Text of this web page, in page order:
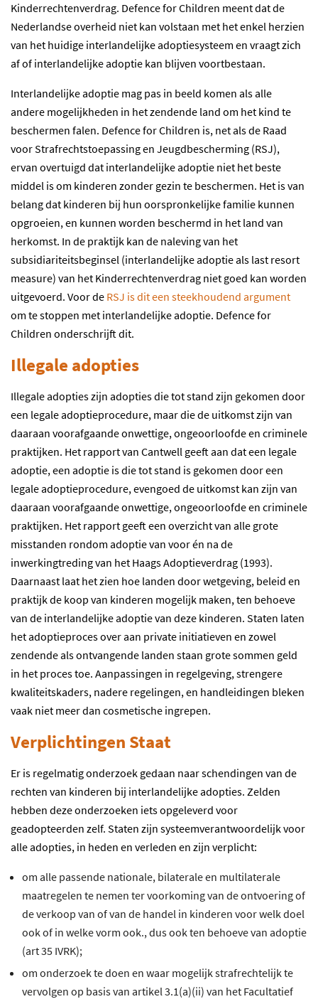
Kinderrechtenverdrag. Defence for Children meent dat de
Nederlandse overheid niet kan volstaan met het enkel herzien
van het huidige interlandelijke adoptiesysteem en vraagt zich
af of interlandelijke adoptie kan blijven voortbestaan.
Interlandelijke adoptie mag pas in beeld komen als alle
andere mogelijkheden in het zendende land om het kind te
beschermen falen. Defence for Children is, net als de Raad
voor Strafrechtstoepassing en Jeugdbescherming (RSJ),
ervan overtuigd dat interlandelijke adoptie niet het beste
middel is om kinderen zonder gezin te beschermen. Het is van
belang dat kinderen bij hun oorspronkelijke familie kunnen
opgroeien, en kunnen worden beschermd in het land van
herkomst. In de praktijk kan de naleving van het
subsidiariteitsbeginsel (interlandelijke adoptie als last resort
measure) van het Kinderrechtenverdrag niet goed kan worden
uitgevoerd. Voor de RSJ is dit een steekhoudend argument
om te stoppen met interlandelijke adoptie. Defence for
Children onderschrijft dit.
Illegale adopties
Illegale adopties zijn adopties die tot stand zijn gekomen door
een legale adoptieprocedure, maar die de uitkomst zijn van
daaraan voorafgaande onwettige, ongeoorloofde en criminele
praktijken. Het rapport van Cantwell geeft aan dat een legale
adoptie, een adoptie is die tot stand is gekomen door een
legale adoptieprocedure, evengoed de uitkomst kan zijn van
daaraan voorafgaande onwettige, ongeoorloofde en criminele
praktijken. Het rapport geeft een overzicht van alle grote
misstanden rondom adoptie van voor én na de
inwerkingtreding van het Haags Adoptieverdrag (1993).
Daarnaast laat het zien hoe landen door wetgeving, beleid en
praktijk de koop van kinderen mogelijk maken, ten behoeve
van de interlandelijke adoptie van deze kinderen. Staten laten
het adoptieproces over aan private initiatieven en zowel
zendende als ontvangende landen staan grote sommen geld
in het proces toe. Aanpassingen in regelgeving, strengere
kwaliteitskaders, nadere regelingen, en handleidingen bleken
vaak niet meer dan cosmetische ingrepen.
Verplichtingen Staat
Er is regelmatig onderzoek gedaan naar schendingen van de
rechten van kinderen bij interlandelijke adopties. Zelden
hebben deze onderzoeken iets opgeleverd voor
geadopteerden zelf. Staten zijn systeemverantwoordelijk voor
alle adopties, in heden en verleden en zijn verplicht:
om alle passende nationale, bilaterale en multilaterale
maatregelen te nemen ter voorkoming van de ontvoering of
de verkoop van of van de handel in kinderen voor welk doel
ook of in welke vorm ook., dus ook ten behoeve van adoptie
(art 35 IVRK);
om onderzoek te doen en waar mogelijk strafrechtelijk te
vervolgen op basis van artikel 3.1(a)(ii) van het Facultatief